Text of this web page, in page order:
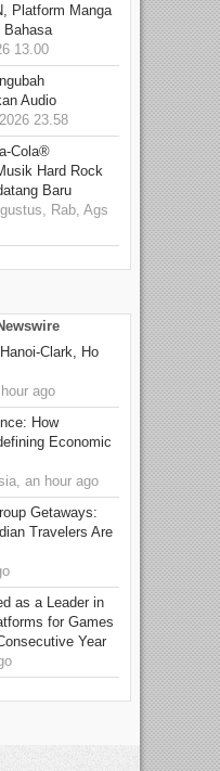
Platform Manga
Bahasa
13.00
Audio
23.58
Cola®
Hard Rock
Baru
Rab, Ags
Clark, Ho
ago
How
Economic
an hour ago
Getaways:
Travelers Are
as a Leader in
for Games
Year